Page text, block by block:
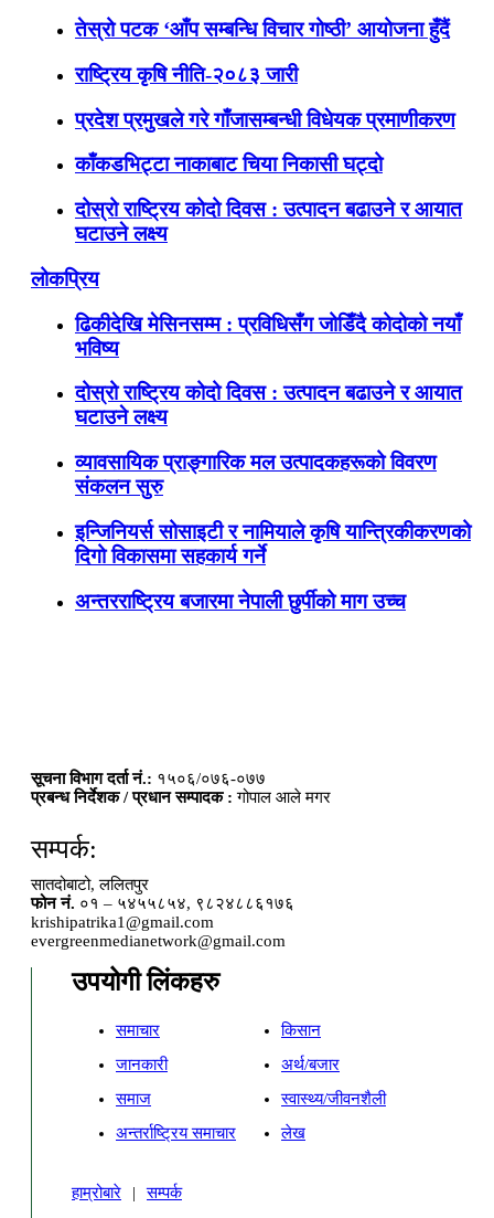
तेस्रो पटक ‘आँप सम्बन्धि विचार गोष्ठी’ आयोजना हुँदैं
राष्ट्रिय कृषि नीति-२०८३ जारी
प्रदेश प्रमुखले गरे गाँजासम्बन्धी विधेयक प्रमाणीकरण
काँकडभिट्टा नाकाबाट चिया निकासी घट्दो
दोस्रो राष्ट्रिय कोदो दिवस : उत्पादन बढाउने र आयात
घटाउने लक्ष्य
लोकप्रिय
ढिकीदेखि मेसिनसम्म : प्रविधिसँग जोडिँदै कोदोको नयाँ
भविष्य
दोस्रो राष्ट्रिय कोदो दिवस : उत्पादन बढाउने र आयात
घटाउने लक्ष्य
व्यावसायिक प्राङ्गारिक मल उत्पादकहरूको विवरण
संकलन सुरु
इन्जिनियर्स सोसाइटी र नामियाले कृषि यान्त्रिकीकरणको
दिगो विकासमा सहकार्य गर्ने
अन्तरराष्ट्रिय बजारमा नेपाली छुर्पीको माग उच्च
सूचना विभाग दर्ता नं.: १५०६/०७६-०७७
प्रबन्ध निर्देशक / प्रधान सम्पादक : गोपाल आले मगर
सम्पर्क:
सातदोबाटो, ललितपुर
फोन नं. ०१ – ५४५५८५४, ९८२४८८६१७६
krishipatrika1@gmail.com
evergreenmedianetwork@gmail.com
उपयोगी लिंकहरु
समाचार
किसान
जानकारी
अर्थ/बजार
समाज
स्वास्थ्य/जीवनशैली
अन्तर्राष्ट्रिय समाचार
लेख
हाम्रोबारे | सम्पर्क